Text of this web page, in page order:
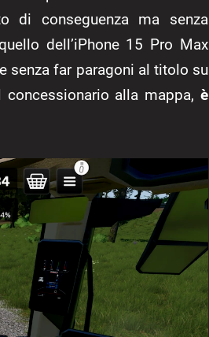
di conseguenza ma senza
dell’iPhone 15 Pro Max
senza far paragoni al titolo su
alla mappa, è